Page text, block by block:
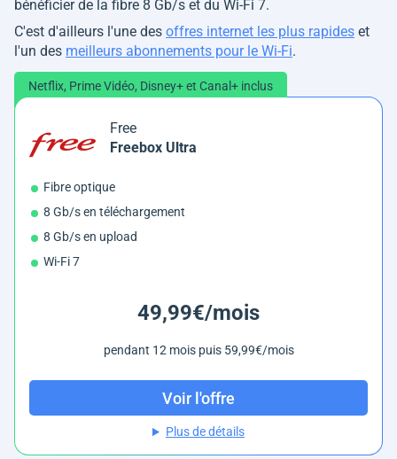
bénéficier de la fibre 8 Gb/s et du Wi-Fi 7.
C'est d'ailleurs l'une des offres internet les plus rapides et
l'un des meilleurs abonnements pour le Wi-Fi.
Netflix, Prime Vidéo, Disney+ et Canal+ inclus
Free
Freebox Ultra
Fibre optique
8 Gb/s en téléchargement
8 Gb/s en upload
Wi-Fi 7
49,99€/mois
pendant 12 mois puis 59,99€/mois
Voir l'offre
Plus de détails